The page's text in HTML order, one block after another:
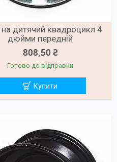
дитячий квадроцикл 4
дюйми передній
808,50 ₴
Готово до відправки
Купити